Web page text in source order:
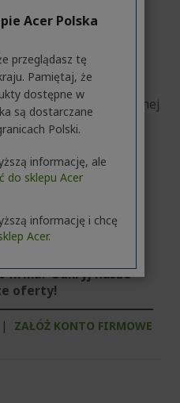
LED (3840 x 2400)
z 24 GB dedykowanej
firma? Odkryj nasze
oferty!
| ZAŁÓŻ KONTO FIRMOWE
Acer Polska
przeglądasz tę
Pamiętaj, że
dostępne w
są dostarczane
Polski.
informację, ale
do sklepu Acer
informację i chcę
Acer.